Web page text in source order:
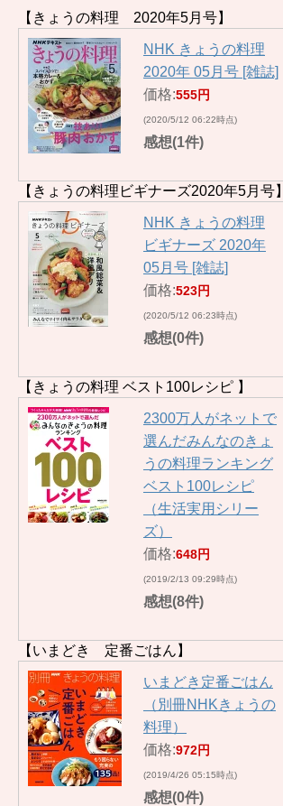
【きょうの料理 2020年5月号】
NHK きょうの料理
2020年 05月号 [雑誌]
価格:555円
(2020/5/12 06:22時点)
感想(1件)
【きょうの料理ビギナーズ2020年5月号】
NHK きょうの料理
ビギナーズ 2020年
05月号 [雑誌]
価格:523円
(2020/5/12 06:23時点)
感想(0件)
【きょうの料理 ベスト100レシピ 】
2300万人がネットで
選んだみんなのきょ
うの料理ランキング
ベスト100レシピ
（生活実用シリー
ズ）
価格:648円
(2019/2/13 09:29時点)
感想(8件)
【いまどき 定番ごはん】
いまどき定番ごはん
（別冊NHKきょうの
料理）
価格:972円
(2019/4/26 05:15時点)
感想(0件)